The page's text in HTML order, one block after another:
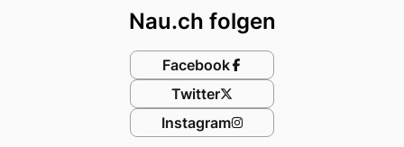
Nau.ch folgen
Facebook
Twitter
Instagram